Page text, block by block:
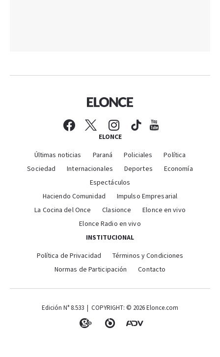
ELONCE
Últimas noticias Paraná Policiales
Política
Sociedad
Internacionales Deportes
Economía
Espectáculos
Haciendo Comunidad
Impulso Empresarial
La Cocina del Once
Clasionce
Elonce en vivo
Elonce Radio en vivo
INSTITUCIONAL
Política de Privacidad
Términos y Condiciones
Normas de Participación
Contacto
Edición N° 8.533 | COPYRIGHT: © 2026 Elonce.com